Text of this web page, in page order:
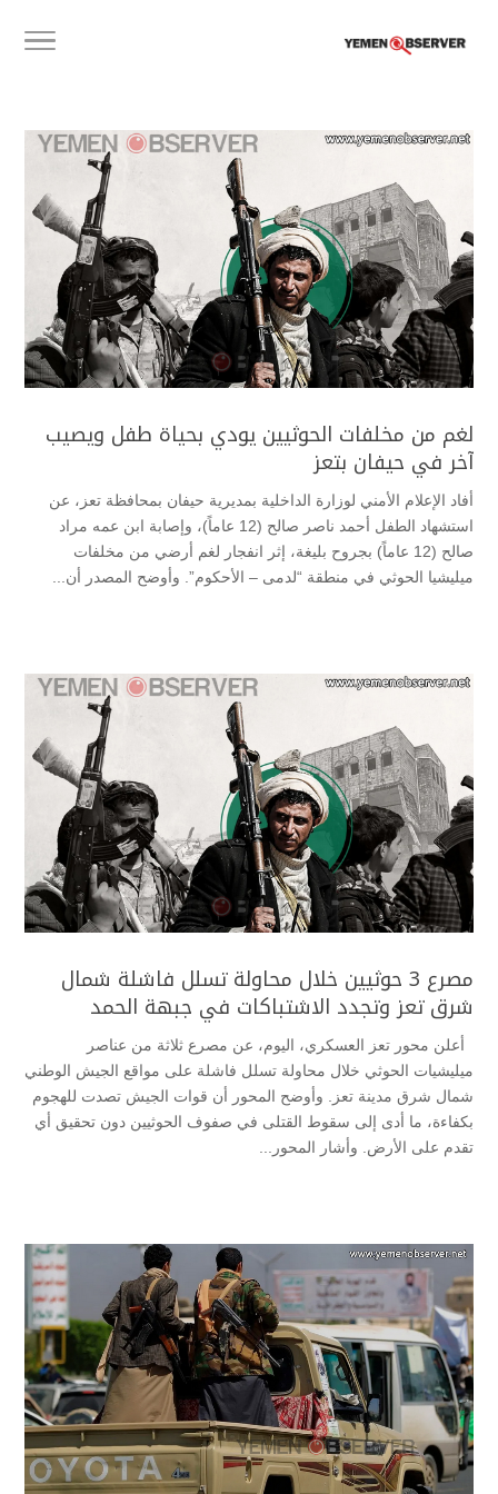
لغم من مخلفات الحوثيين يودي بحياة طفل ويصيب
آخر في حيفان بتعز
أفاد الإعلام الأمني لوزارة الداخلية بمديرية حيفان بمحافظة تعز، عن
استشهاد الطفل أحمد ناصر صالح (12 عاماً)، وإصابة ابن عمه مراد
صالح (12 عاماً) بجروح بليغة، إثر انفجار لغم أرضي من مخلفات
ميليشيا الحوثي في منطقة “لدمى – الأحكوم”. ​وأوضح المصدر أن...
مصرع 3 حوثيين خلال محاولة تسلل فاشلة شمال
شرق تعز وتجدد الاشتباكات في جبهة الحمد
أعلن محور تعز العسكري، اليوم، عن مصرع ثلاثة من عناصر
ميليشيات الحوثي خلال محاولة تسلل فاشلة على مواقع الجيش الوطني
شمال شرق مدينة تعز. وأوضح المحور أن قوات الجيش تصدت للهجوم
بكفاءة، ما أدى إلى سقوط القتلى في صفوف الحوثيين دون تحقيق أي
تقدم على الأرض. وأشار المحور...